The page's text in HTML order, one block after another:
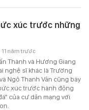
xúc trước những
Thành và Hương Giang
nghệ sĩ khác là Trường
Ngô Thanh Vân cũng bày
xúc trước hành động
của cư dân mạng với
11 năm trước